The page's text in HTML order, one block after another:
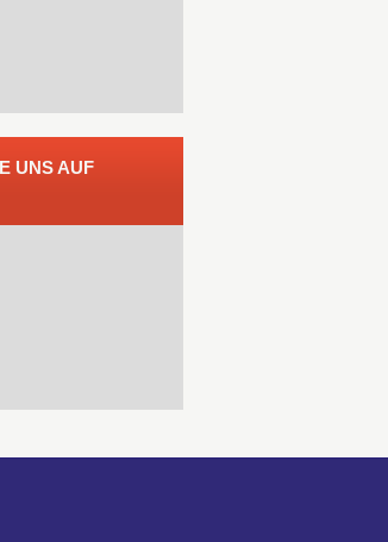
UNS AUF